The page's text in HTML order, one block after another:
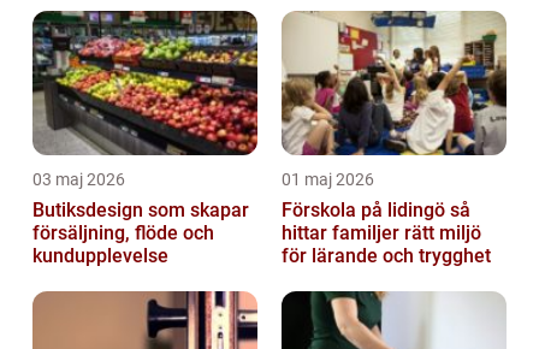
03 maj 2026
Butiksdesign som skapar
försäljning, flöde och
kundupplevelse
01 maj 2026
Förskola på lidingö så
hittar familjer rätt miljö
för lärande och trygghet